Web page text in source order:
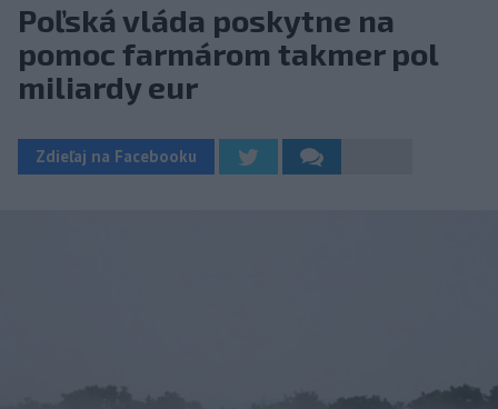
Poľská vláda poskytne na
pomoc farmárom takmer pol
miliardy eur
Zdieľaj na Facebooku